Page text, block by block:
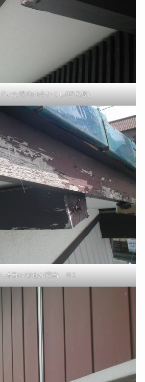
いた場所の鼻かくし(破風板)
木部の素地が露出 ※1